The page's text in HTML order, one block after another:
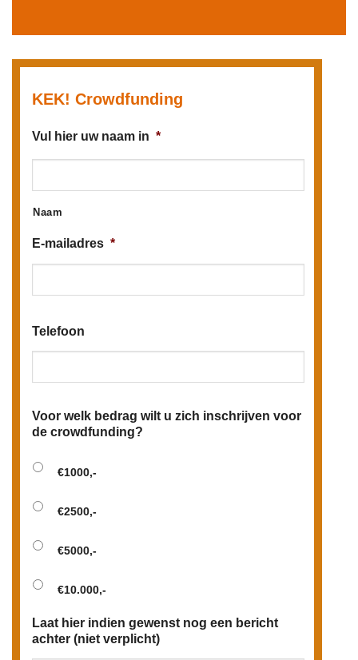
KEK! Crowdfunding
Vul hier uw naam in *
Naam
E-mailadres *
Telefoon
Voor welk bedrag wilt u zich inschrijven voor
de crowdfunding?
€1000,-
€2500,-
€5000,-
€10.000,-
Laat hier indien gewenst nog een bericht
achter (niet verplicht)